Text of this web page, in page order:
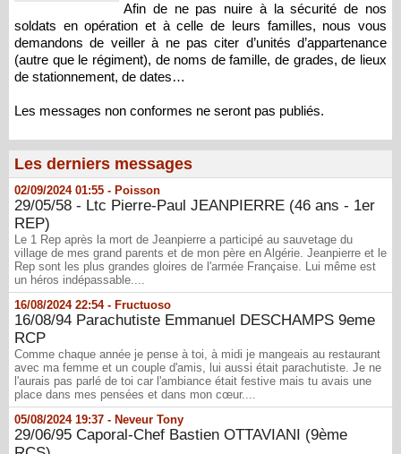
Afin de ne pas nuire à la sécurité de nos
soldats en opération et à celle de leurs familles, nous vous
demandons de veiller à ne pas citer d’unités d’appartenance
(autre que le régiment), de noms de famille, de grades, de lieux
de stationnement, de dates…
Les messages non conformes ne seront pas publiés.
Les derniers messages
02/09/2024 01:55 - Poisson
29/05/58 - Ltc Pierre-Paul JEANPIERRE (46 ans - 1er
REP)
Le 1 Rep après la mort de Jeanpierre a participé au sauvetage du
village de mes grand parents et de mon père en Algérie. Jeanpierre et le
Rep sont les plus grandes gloires de l'armée Française. Lui même est
un héros indépassable....
16/08/2024 22:54 - Fructuoso
16/08/94 Parachutiste Emmanuel DESCHAMPS 9eme
RCP
Comme chaque année je pense à toi, à midi je mangeais au restaurant
avec ma femme et un couple d'amis, lui aussi était parachutiste. Je ne
l'aurais pas parlé de toi car l'ambiance était festive mais tu avais une
place dans mes pensées et dans mon cœur....
05/08/2024 19:37 - Neveur Tony
29/06/95 Caporal-Chef Bastien OTTAVIANI (9ème